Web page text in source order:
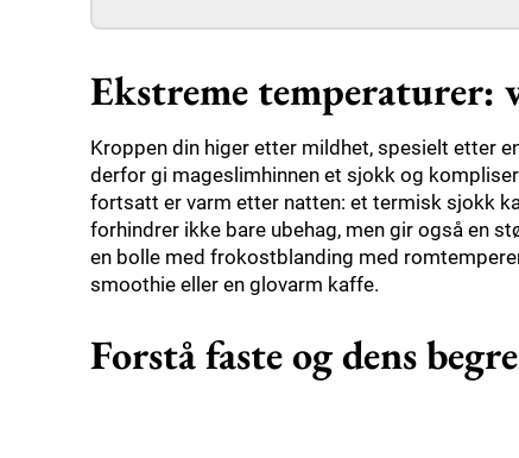
Ekstreme temperaturer:
Kroppen din higer etter mildhet, spesielt etter
derfor gi mageslimhinnen et sjokk og
fortsatt er varm etter natten: et termisk sjokk
forhindrer ikke bare ubehag, men gir også en
en bolle med frokostblanding med
smoothie eller en glovarm kaffe.
Forstå faste og dens